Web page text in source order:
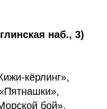
наб., 3)
кёрлинг»,
бой».